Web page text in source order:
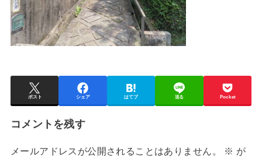
ポスト シェア はてブ 送る Pocket
コメントを残す
メールアドレスが公開されることはありません。 ※ が